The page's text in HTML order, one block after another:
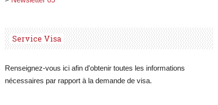
Service Visa
Renseignez-vous ici afin d'obtenir toutes les informations
nécessaires par rapport à la demande de visa.